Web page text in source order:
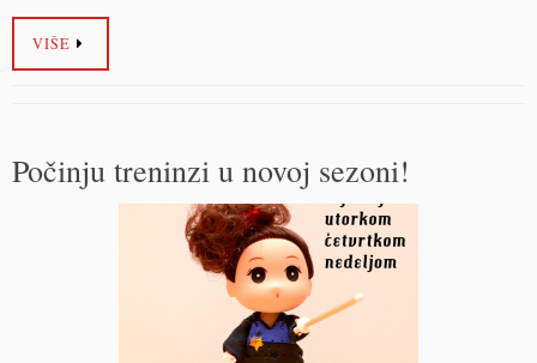
VIŠE
Počinju treninzi u novoj sezoni!